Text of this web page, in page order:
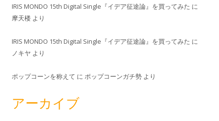
IRIS MONDO 15th Digital Single『イデア征途論』を買ってみた に
摩天楼 より
IRIS MONDO 15th Digital Single『イデア征途論』を買ってみた に
ノキヤ より
ポップコーンを称えて に ポップコーンガチ勢 より
アーカイブ